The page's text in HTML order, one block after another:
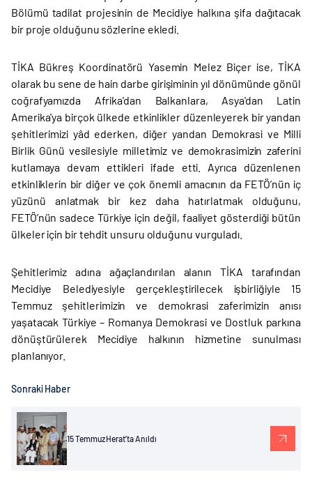
Bölümü tadilat projesinin de Mecidiye halkına şifa dağıtacak
bir proje olduğunu sözlerine ekledi.
TİKA Bükreş Koordinatörü Yasemin Melez Biçer ise, TİKA
olarak bu sene de hain darbe girişiminin yıl dönümünde gönül
coğrafyamızda Afrika'dan Balkanlara, Asya'dan Latin
Amerika'ya birçok ülkede etkinlikler düzenleyerek bir yandan
şehitlerimizi yâd ederken, diğer yandan Demokrasi ve Milli
Birlik Günü vesilesiyle milletimiz ve demokrasimizin zaferini
kutlamaya devam ettikleri ifade etti. Ayrıca düzenlenen
etkinliklerin bir diğer ve çok önemli amacının da FETÖ’nün iç
yüzünü anlatmak bir kez daha hatırlatmak olduğunu,
FETÖ’nün sadece Türkiye için değil, faaliyet gösterdiği bütün
ülkeler için bir tehdit unsuru olduğunu vurguladı.
Şehitlerimiz adına ağaçlandırılan alanın TİKA tarafından
Mecidiye Belediyesiyle gerçekleştirilecek işbirliğiyle 15
Temmuz şehitlerimizin ve demokrasi zaferimizin anısı
yaşatacak Türkiye – Romanya Demokrasi ve Dostluk parkına
dönüştürülerek Mecidiye halkının hizmetine sunulması
planlanıyor.
Sonraki Haber
15 Temmuz Herat’ta Anıldı